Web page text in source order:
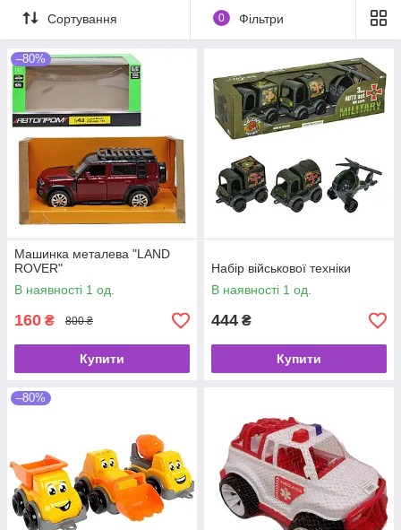
Сортування 0 Фільтри
–80%
Машинка металева "LAND
ROVER"
В наявності 1 од.
160 ₴ 800 ₴
Купити
Набір військової техніки
В наявності 1 од.
444 ₴
Купити
–80%